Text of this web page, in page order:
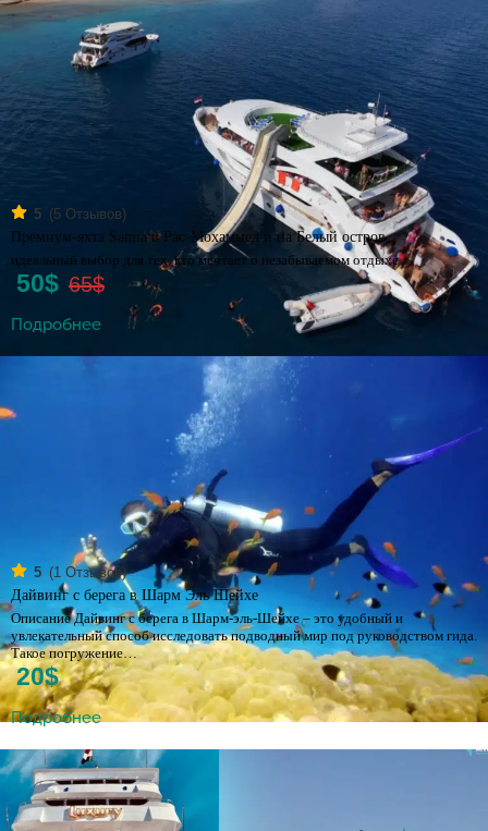
5 (5Отзывов)
Премиум-яхта Samia в Рас-Мохаммед и на Белый остров
идеальный выбор для тех, кто мечтает о незабываемом отдыхе
50$ 65$
Подробнее
5 (1 Отзывов)
Дайвинг с берега в Шарм Эль Шейхе
Описание Дайвинг с берега в Шарм-эль-Шейхе – это удобный и
увлекательный способ исследовать подводный мир под руководством гида.
Такое погружение…
20$
Подробнее